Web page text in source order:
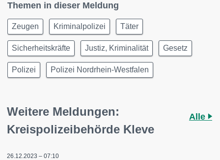
Themen in dieser Meldung
Zeugen Kriminalpolizei Täter
Sicherheitskräfte Justiz, Kriminalität Gesetz
Polizei Polizei Nordrhein-Westfalen
Weitere Meldungen:
Kreispolizeibehörde Kleve
Alle
26.12.2023 – 07:10